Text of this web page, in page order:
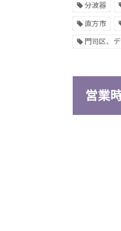
分波器
直方市
門司区、
営業